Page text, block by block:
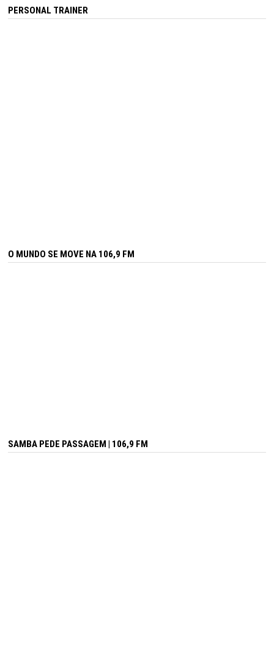
PERSONAL TRAINER
O MUNDO SE MOVE NA 106,9 FM
SAMBA PEDE PASSAGEM | 106,9 FM